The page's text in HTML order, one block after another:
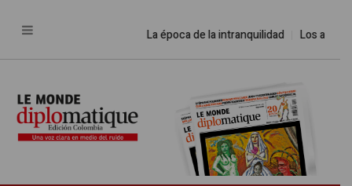
La época de la intranquilidad Los amos